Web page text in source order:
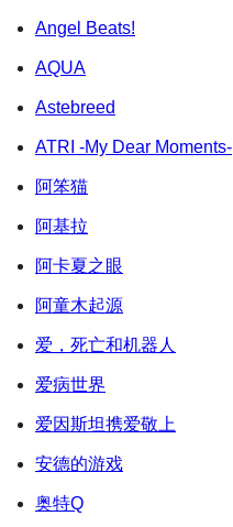
Angel Beats!
AQUA
Astebreed
ATRI -My Dear Moments-
阿笨猫
阿基拉
阿卡夏之眼
阿童木起源
爱，死亡和机器人
爱病世界
爱因斯坦携爱敬上
安德的游戏
奥特Q